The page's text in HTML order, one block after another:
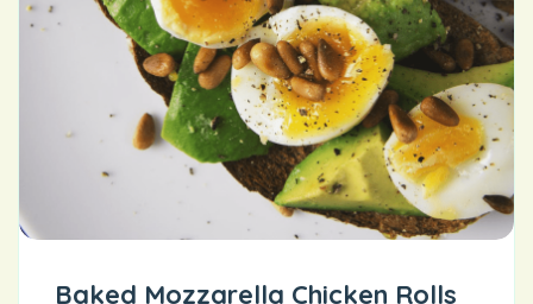
Baked Mozzarella Chicken Rolls